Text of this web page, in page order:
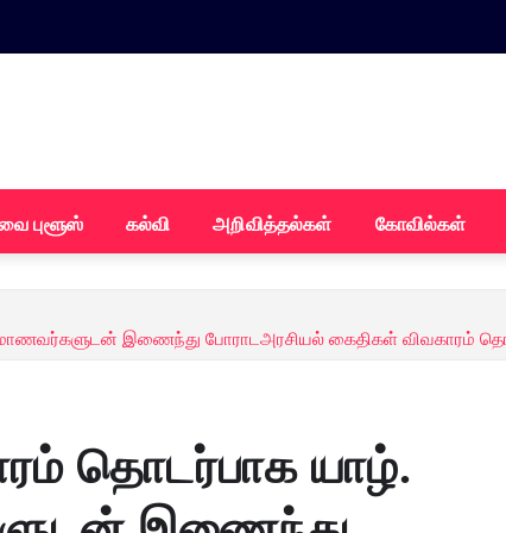
புளூஸ் கல்வி அறிவித்தல்கள் கோவில்கள்
இணைந்து போராடஅரசியல் கைதிகள் விவகாரம்
தொடர்பாக யாழ்.